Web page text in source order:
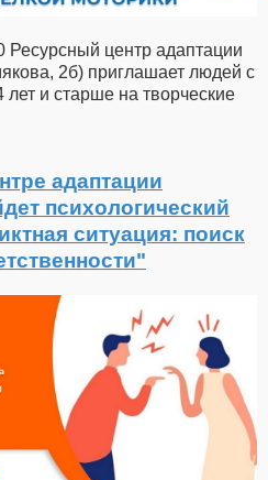
Ресурсный центр адаптации
2б) приглашает людей с
лет и старше на творческие
адаптации
психологический
ситуация: поиск